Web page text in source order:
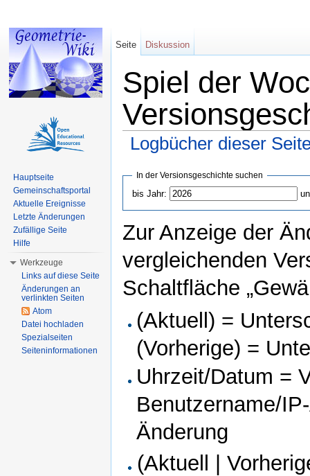
Spiel der
Logbücher dieser
In der Versionsgeschichte suchen
bis Jahr:
Zur Anzeige der
vergleichenden
Schaltfläche
(Aktuell) =
(Vorherige) =
Uhrzeit/Datum =
Benutzername/
Änderung
(Aktuell |
Seite Diskussion
Hauptseite
Gemeinschaftsportal
Aktuelle Ereignisse
Letzte Änderungen
Zufällige Seite
Hilfe
Werkzeuge
Links auf diese Seite
Änderungen an
verlinkten Seiten
Atom
Datei hochladen
Spezialseiten
Seiteninformationen